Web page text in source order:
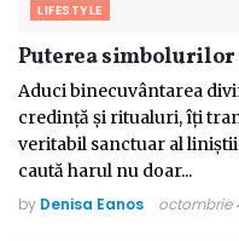
LIFESTYLE
Puterea
Aduci binecuvântarea
credință și ritualuri, îți
veritabil sanctuar al
caută harul nu doar...
by Denisa Eanos octombrie